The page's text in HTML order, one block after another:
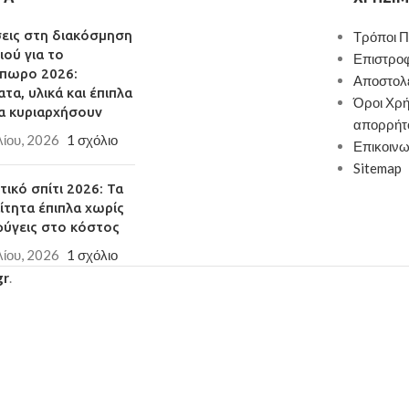
εύκολη μεταφορά
σχεδιασμός
38x19x1.2mm/30x20x1.2mm, χρώμα
Κατασκευασμένη από υψηλής ποιότητας
μεγαλύτερη ανθεκτικότητα και αντοχή στο
στη διακόσμηση
για το
2026:
υλικά και έπιπλα
κυριαρχήσουν
2026 1 σχόλιο
σπίτι 2026: Τα
έπιπλα χωρίς
στο κόστος
2026 1 σχόλιο
Τρόποι
Όροι
Sitemap
.